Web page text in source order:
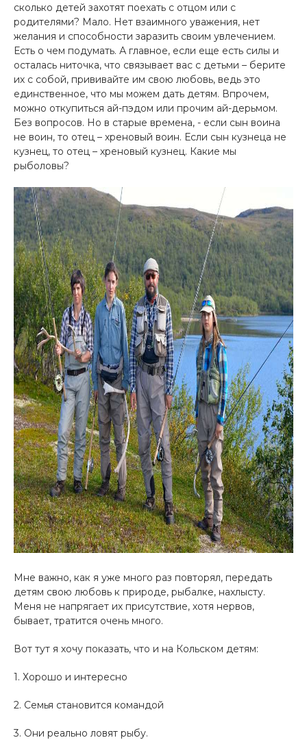
сколько детей захотят поехать с отцом или с
родителями? Мало. Нет взаимного уважения, нет
желания и способности заразить своим увлечением.
Есть о чем подумать. А главное, если еще есть силы и
осталась ниточка, что связывает вас с детьми – берите
их с собой, прививайте им свою любовь, ведь это
единственное, что мы можем дать детям. Впрочем,
можно откупиться ай-пэдом или прочим ай-дерьмом.
Без вопросов. Но в старые времена, - если сын воина
не воин, то отец – хреновый воин. Если сын кузнеца не
кузнец, то отец – хреновый кузнец. Какие мы
рыболовы?
Мне важно, как я уже много раз повторял, передать
детям свою любовь к природе, рыбалке, нахлысту.
Меня не напрягает их присутствие, хотя нервов,
бывает, тратится очень много.
Вот тут я хочу показать, что и на Кольском детям:
1. Хорошо и интересно
2. Семья становится командой
3. Они реально ловят рыбу.